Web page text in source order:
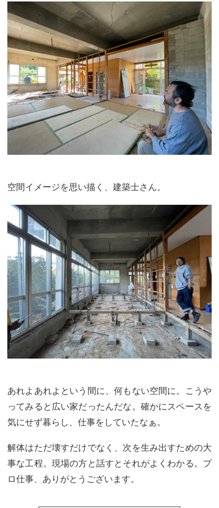
空間イメージを思い描く、建築士さん。
あれよあれよという間に、何もない空間に。こうや
ってみると広い家だったんだな。確かにスペースを
気にせず暮らし、仕事をしていたなぁ。
解体はただ壊すだけでなく、次を生み出すための大
事な工程。現場の方と話すとそれがよくわかる。プ
ロ仕事、ありがとうございます。